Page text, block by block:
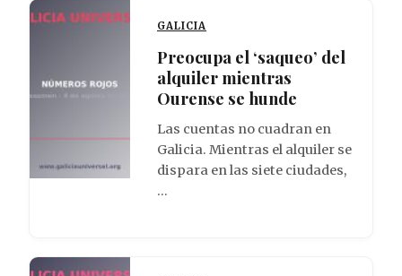
GALICIA
Preocupa el ‘saqueo’ del
alquiler mientras
Ourense se hunde
Las cuentas no cuadran en
Galicia. Mientras el alquiler se
dispara en las siete ciudades,
…